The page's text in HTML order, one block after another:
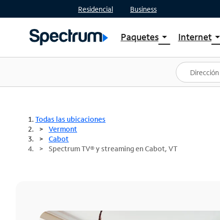
Residencial Business
Paquetesarrow_drop_down
Ver paquetes
Spectrum One
Mejores ofertas
Internetarrow_drop_down
Planes
Todas las ubicaciones
Vermont
Cabot
Spectrum TV® y streaming en Cabot, VT